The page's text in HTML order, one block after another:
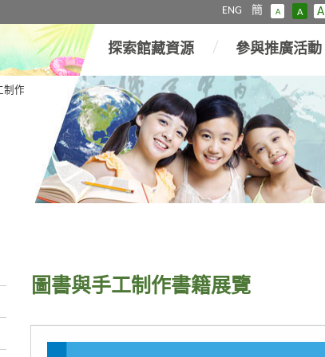
ENG 簡 A A A
探索館藏資源 參與推廣活動
制作
圖書與手工制作書籍展覽